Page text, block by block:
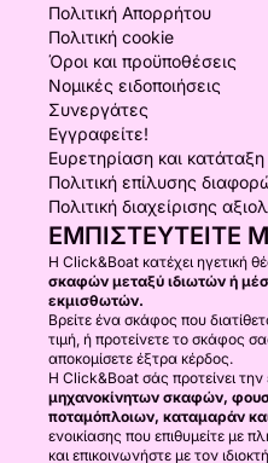
Πολιτική Απορρήτου
Πολιτική cookie
Όροι και προϋποθέσεις
Νομικές ειδοποιήσεις
Συνεργάτες
Εγγραφείτε!
Ευρετηρίαση και
Πολιτική επίλυσης
Πολιτική διαχείρισης
ΕΜΠΙΣΤΕΥΤΕΊΤΕ
Η Click&Boat κατέχει ηγετική
σκαφών μεταξύ ιδιωτών ή
εκμισθωτών.
Βρείτε ένα σκάφος που
τιμή, ή προτείνετε το σκάφος
αποκομίσετε έξτρα κέρδος.
Η Click&Boat σάς προτείνει την
μηχανοκίνητων σκαφών,
ποταμόπλοιων, καταμαράν
ενοικίασης που επιθυμείτε με
και επικοινωνήστε με τον